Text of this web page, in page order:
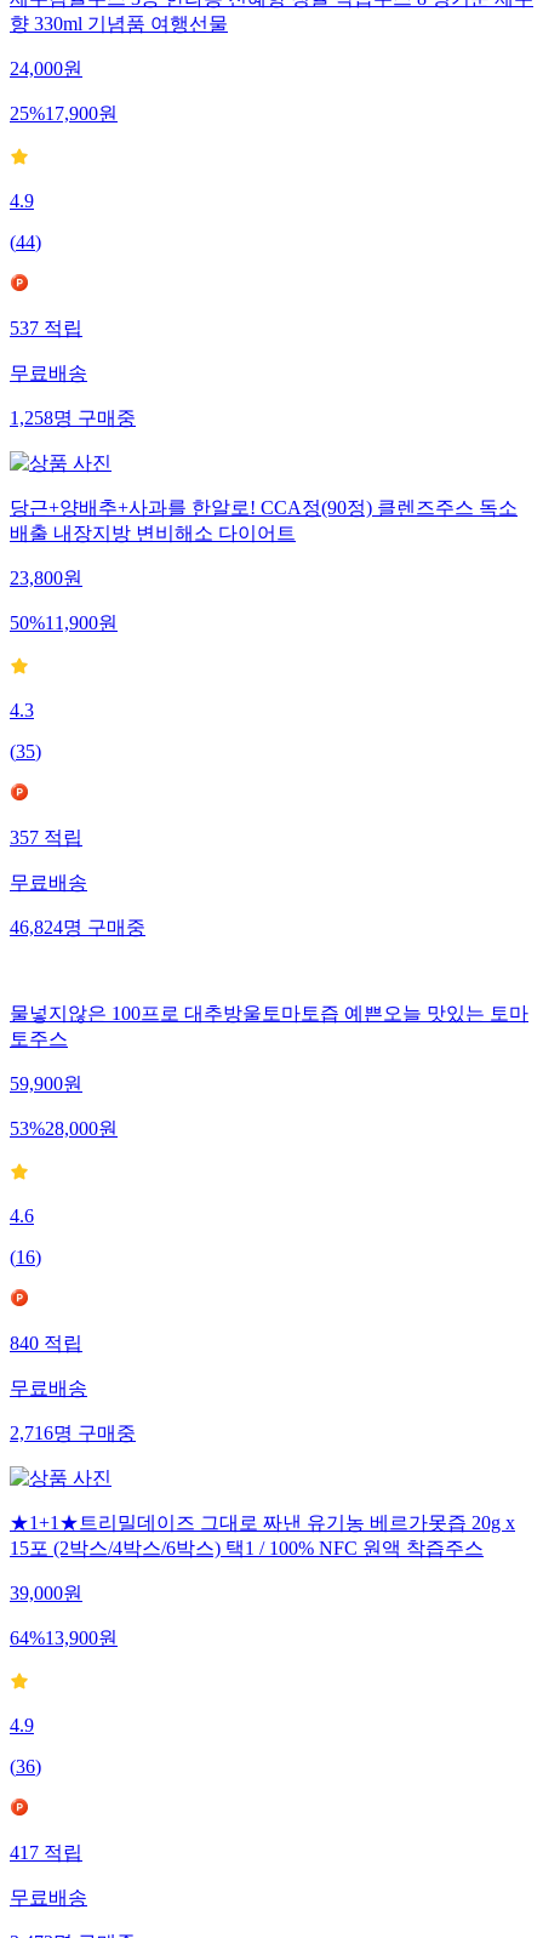
향 330ml 기념품 여행선물
24,000원
25%17,900원
4.9
(44)
537적립
무료배송
1,258명구매중
당근+양배추+사과를 한알로! CCA정(90정) 클렌즈주스 독소
배출 내장지방 변비해소 다이어트
23,800원
50%11,900원
4.3
(35)
357적립
무료배송
46,824명구매중
물넣지않은 100프로 대추방울토마토즙 예쁜오늘 맛있는 토마
토주스
59,900원
53%28,000원
4.6
(16)
840적립
무료배송
2,716명구매중
★1+1★트리밀데이즈 그대로 짜낸 유기농 베르가못즙 20g x
15포 (2박스/4박스/6박스) 택1 / 100% NFC 원액 착즙주스
39,000원
64%13,900원
4.9
(36)
417적립
무료배송